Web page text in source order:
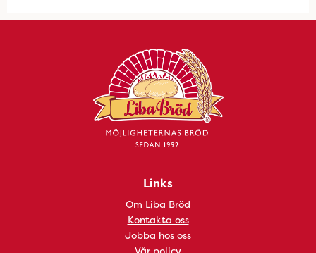
Links
Om Liba Bröd
Kontakta oss
Jobba hos oss